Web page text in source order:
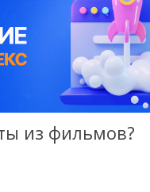
из фильмов?